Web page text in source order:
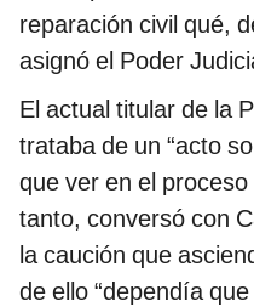
reparación civil qué,
asignó el Poder
El actual titular de la
trataba de un “acto
que ver en el
tanto, conversó con
la caución que
de ello “dependía